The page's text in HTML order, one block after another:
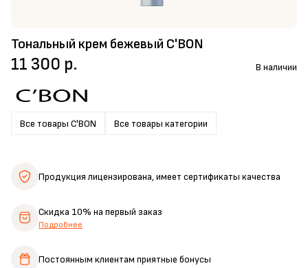
Тональный крем бежевый C'BON
Все товары C'BON Все товары категории
11 300 р. В наличии
Продукция лицензирована,имеет сертификаты качества
Скидка 10% на первый заказ
Подробнее
Постоянным клиентам приятные бонусы